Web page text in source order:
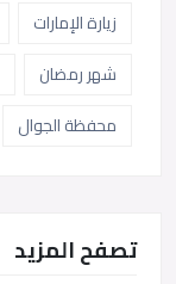
زيارة الإمارات
شهر رمضان
محفظة الجوال
تصفح المزيد